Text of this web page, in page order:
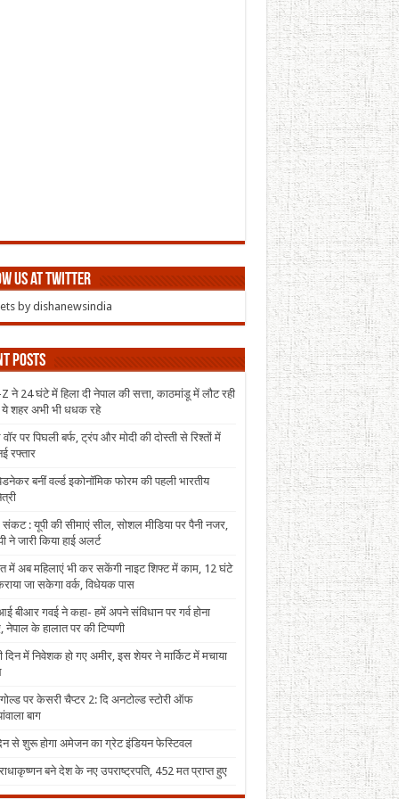
us at Twitter
by dishanewsindia
Posts
ने 24 घंटे में हिला दी नेपाल की सत्ता, काठमांडू में लौट रही
ये शहर अभी भी धधक रहे
पर पिघली बर्फ, ट्रंप और मोदी की दोस्ती से रिश्तों में
रफ्तार
बनीं वर्ल्ड इकोनॉमिक फोरम की पहली भारतीय
संकट : यूपी की सीमाएं सील, सोशल मीडिया पर पैनी नजर,
ने जारी किया हाई अलर्ट
में अब महिलाएं भी कर सकेंगी नाइट शिफ्ट में काम, 12 घंटे
जा सकेगा वर्क, विधेयक पास
बीआर गवई ने कहा- हमें अपने संविधान पर गर्व होना
नेपाल के हालात पर की टिप्पणी
दिन में निवेशक हो गए अमीर, इस शेयर ने मार्किट में मचाया
गोल्ड पर केसरी चैप्टर 2: दि अनटोल्ड स्टोरी ऑफ
बाग
से शुरू होगा अमेजन का ग्रेट इंडियन फेस्टिवल
बने देश के नए उपराष्ट्रपति, 452 मत प्राप्त हुए